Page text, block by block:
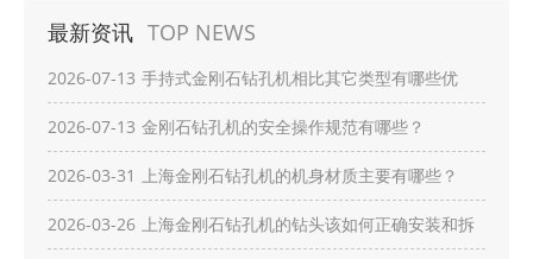
最新资讯 TOP NEWS
2026-07-13 手持式金刚石钻孔机相比其它类型有哪些优
势？
2026-07-13 金刚石钻孔机的安全操作规范有哪些？
2026-03-31 上海金刚石钻孔机的机身材质主要有哪些？
2026-03-26 上海金刚石钻孔机的钻头该如何正确安装和拆